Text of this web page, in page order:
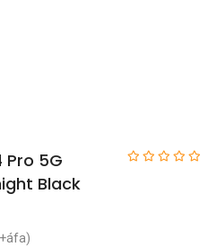
Pro 5G
Black